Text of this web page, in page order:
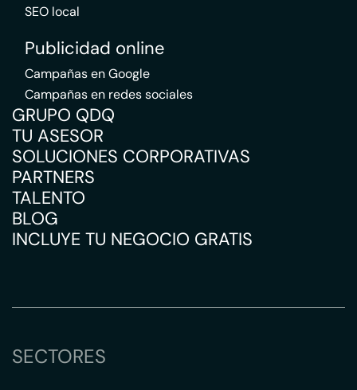
SEO local
Publicidad online
Campañas en Google
Campañas en redes sociales
GRUPO QDQ
TU ASESOR
SOLUCIONES CORPORATIVAS
PARTNERS
TALENTO
BLOG
INCLUYE TU NEGOCIO GRATIS
SECTORES